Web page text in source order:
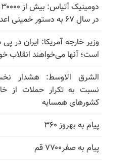
در سال ۶۷ به دستور خمینی اعدام شدند
وزیر خارجه آمریکا: ایران در
است؛ آنها می‌خواهند انقلاب
الشرق الاوسط: هشدار
نسبت به تکرار حملات از
کشورهای همسایه
پیام به بهروز ۳۶۰
پیام به صفر۷۷۰۰ قم